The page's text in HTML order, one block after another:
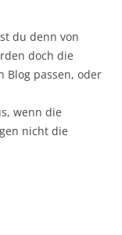
du denn von
doch die
Blog passen, oder
wenn die
nicht die